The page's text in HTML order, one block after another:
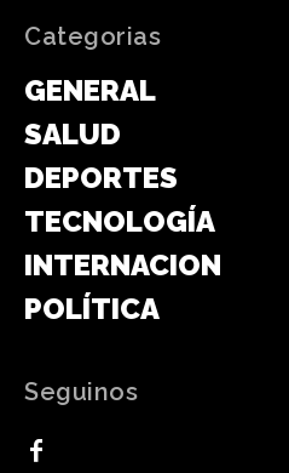
Categorias
GENERAL
SALUD
DEPORTES
TECNOLOGÍA
INTERNACIONAL
POLÍTICA
Seguinos